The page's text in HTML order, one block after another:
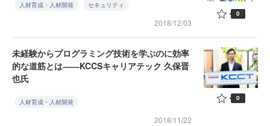
人材育成・人材開発 セキュリティ
2018/12/03
0
未経験からプログラミング技術を学ぶのに効率
的な道筋とは――KCCSキャリアテック 久保晋
也氏
人材育成・人材開発
2018/11/22
0